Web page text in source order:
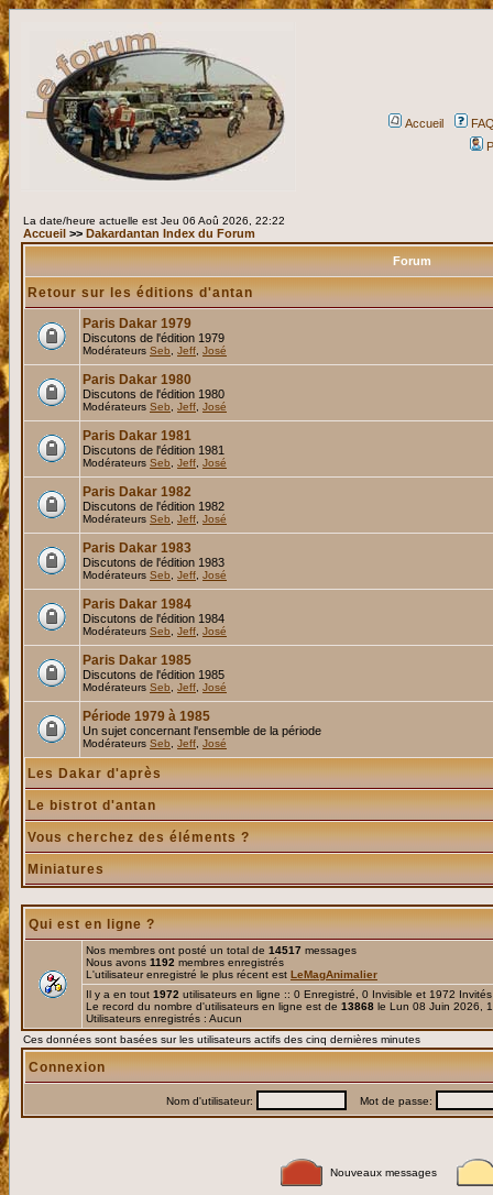
Accueil
La date/heure actuelle est Jeu 06 Aoû 2026, 22:22
Accueil >> Dakardantan Index du Forum
Forum
Retour sur les éditions d'antan
Paris Dakar 1979
Discutons de l'édition 1979
Modérateurs Seb Jeff José
Paris Dakar 1980
Discutons de l'édition 1980
Modérateurs Seb Jeff José
Paris Dakar 1981
Discutons de l'édition 1981
Modérateurs Seb Jeff José
Paris Dakar 1982
Discutons de l'édition 1982
Modérateurs Seb Jeff José
Paris Dakar 1983
Discutons de l'édition 1983
Modérateurs Seb Jeff José
Paris Dakar 1984
Discutons de l'édition 1984
Modérateurs Seb Jeff José
Paris Dakar 1985
Discutons de l'édition 1985
Modérateurs Seb Jeff José
Période 1979 à 1985
Un sujet concernant l'ensemble de la période
Modérateurs Seb Jeff José
Les Dakar d'après
Le bistrot d'antan
Vous cherchez des éléments ?
Miniatures
Qui est en ligne ?
Nos membres ont posté un total de 14517 messages
Nous avons 1192 membres enregistrés
L'utilisateur enregistré le plus récent est LeMagAnimalier
Il y a en tout 1972 utilisateurs en ligne :: 0 Enregistré, 0 Invisible et 1972
Le record du nombre d'utilisateurs en ligne est de 13868 le Lun 08 Juin 2026,
Utilisateurs enregistrés : Aucun
Ces données sont basées sur les utilisateurs actifs des cinq dernières minutes
Connexion
Nom d'utilisateur: Mot de passe:
Nouveaux messages